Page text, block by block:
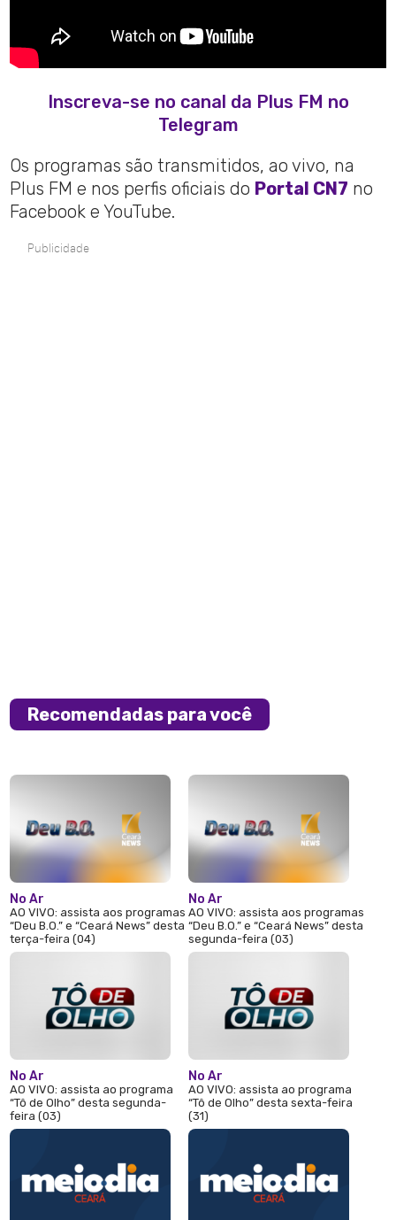
Inscreva-se no canal da Plus FM no
Telegram
Os programas são transmitidos, ao vivo, na
Plus FM e nos perfis oficiais do Portal CN7 no
Facebook e YouTube.
Publicidade
Recomendadas para você
No Ar
AO VIVO: assista aos programas
“Deu B.O.” e “Ceará News” desta
terça-feira (04)
No Ar
AO VIVO: assista ao programa
“Tô de Olho” desta segunda-
feira (03)
No Ar
AO VIVO: assista aos programas
“Deu B.O.” e “Ceará News” desta
segunda-feira (03)
No Ar
AO VIVO: assista ao programa
“Tô de Olho” desta sexta-feira
(31)